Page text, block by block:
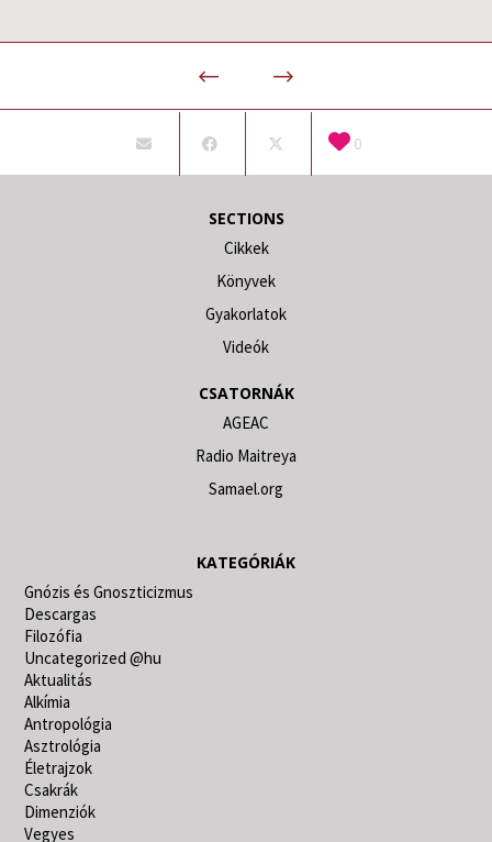
0
SECTIONS
Cikkek
Könyvek
Gyakorlatok
Videók
CSATORNÁK
AGEAC
Radio Maitreya
Samael.org
KATEGÓRIÁK
Gnózis és Gnoszticizmus
Descargas
Filozófia
Uncategorized @hu
Aktualitás
Alkímia
Antropológia
Asztrológia
Életrajzok
Csakrák
Dimenziók
Vegyes